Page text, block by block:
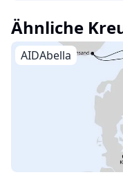
Sie warten.
Ähnliche
AIDAbella